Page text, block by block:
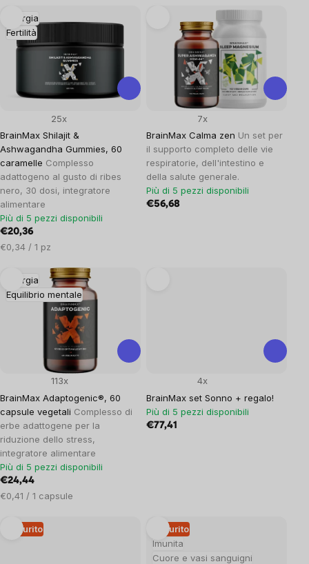
List
of
products
Energia
Fertilità
BrainMax Shilajit &
Ashwagandha Gummies, 60
caramelle Complesso
adattogeno al gusto di ribes
nero, 30 dosi, integratore
alimentare
25x
Più di 5 pezzi disponibili
€20,36
Prezzo
€0,34 / 1 pz
BrainMax Calma zen Un set per
il supporto completo delle vie
respiratorie, dell'intestino e
della salute generale.
7x
Più di 5 pezzi disponibili
€56,68
Energia
Equilibrio mentale
BrainMax Adaptogenic®, 60
capsule vegetali Complesso di
erbe adattogene per la
riduzione dello stress,
integratore alimentare
113x
Più di 5 pezzi disponibili
€24,44
Prezzo
€0,41 / 1 capsule
BrainMax set Sonno + regalo!
4x
Più di 5 pezzi disponibili
€77,41
Esaurito
Imunita
Cuore e vasi sanguigni
Esaurito